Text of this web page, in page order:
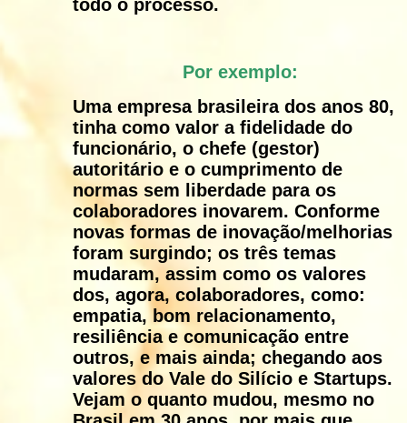
todo o processo.
Por exemplo:
Uma empresa brasileira dos anos 80,
tinha como valor a fidelidade do
funcionário, o chefe (gestor)
autoritário e o cumprimento de
normas sem liberdade para os
colaboradores inovarem. Conforme
novas formas de inovação/melhorias
foram surgindo; os três temas
mudaram, assim como os valores
dos, agora, colaboradores, como:
empatia, bom relacionamento,
resiliência e comunicação entre
outros, e mais ainda; chegando aos
valores do Vale do Silício e Startups.
Vejam o quanto mudou, mesmo no